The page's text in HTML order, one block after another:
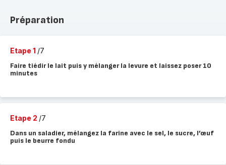
Préparation
Etape 1 /7
Faire tiédir le lait puis y mélanger la levure et laissez poser 10
minutes
Etape 2 /7
Dans un saladier, mélangez la farine avec le sel, le sucre, l’œuf
puis le beurre fondu